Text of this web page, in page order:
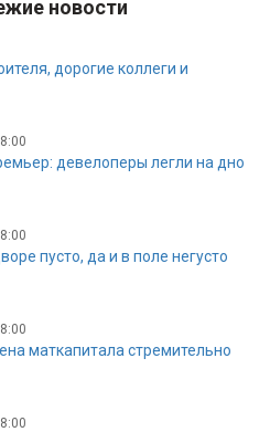
новости
дорогие коллеги и
девелоперы легли на дно
пусто, да и в поле негусто
маткапитала стремительно